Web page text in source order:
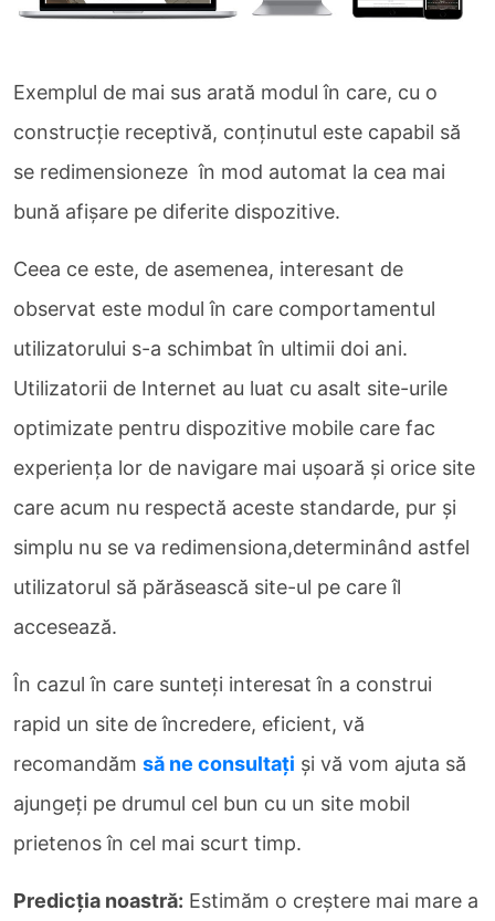
Exemplul de mai sus arată modul în care, cu o
construcție receptivă, conținutul este capabil să
se redimensioneze în mod automat la cea mai
bună afișare pe diferite dispozitive.
Ceea ce este, de asemenea, interesant de
observat este modul în care comportamentul
utilizatorului s-a schimbat în ultimii doi ani.
Utilizatorii de Internet au luat cu asalt site-urile
optimizate pentru dispozitive mobile care fac
experiența lor de navigare mai ușoară și orice site
care acum nu respectă aceste standarde, pur și
simplu nu se va redimensiona,determinând astfel
utilizatorul să părăsească site-ul pe care îl
accesează.
În cazul în care sunteți interesat în a construi
rapid un site de încredere, eficient, vă
recomandăm să ne consultați și vă vom ajuta să
ajungeți pe drumul cel bun cu un site mobil
prietenos în cel mai scurt timp.
Predicția noastră: Estimăm o creștere mai mare a